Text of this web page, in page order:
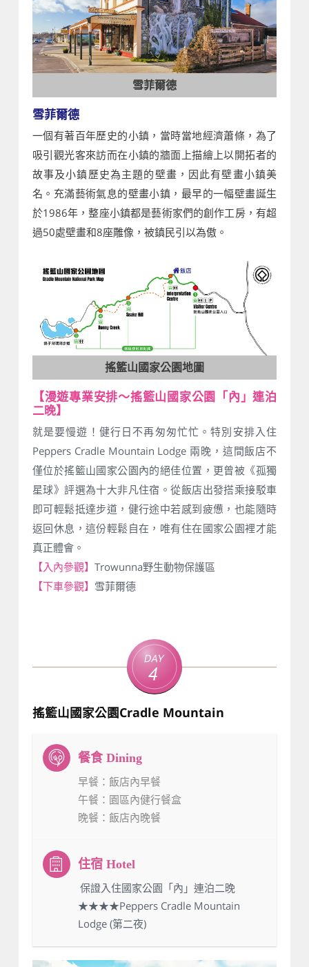
雪菲爾德
雪菲爾德
一個有著百年歷史的小鎮，當時當地經濟蕭條，為了
吸引觀光客來訪而在小鎮的牆面上描繪上以開拓者的
故事及小鎮歷史為主題的壁畫，因此有壁畫小鎮美
名。充滿藝術氣息的壁畫小鎮，最早的一幅壁畫誕生
於1986年，整座小鎮都是藝術家們的創作工房，有超
過50處壁畫和8座雕像，被鎮民引以為傲。
搖籃山國家公園地圖
【漫遊專業安排～搖籃山國家公園「內」連泊
二晚】
就是要慢遊！健行日不再匆匆忙忙。特別安排入住
Peppers Cradle Mountain Lodge 兩晚，這間飯店不
僅位於搖籃山國家公園內的絕佳位置，更曾被《孤獨
星球》評選為十大非凡住宿。從飯店出發搭乘接駁車
即可輕鬆抵達步道，健行途中若感到疲憊，也能隨時
返回休息，這份輕鬆自在，唯有住在國家公園裡才能
真正體會。
【入內參觀】 Trowunna野生動物保護區
【下車參觀】 雪菲爾德
Day
4
搖籃山國家公園Cradle Mountain
早餐 ：飯店內早餐
午餐 ：園區內健行餐盒
晚餐 ：飯店內晚餐
：保證入住國家公園「內」連泊二晚
★★★★Peppers Cradle Mountain
Lodge (第二夜)